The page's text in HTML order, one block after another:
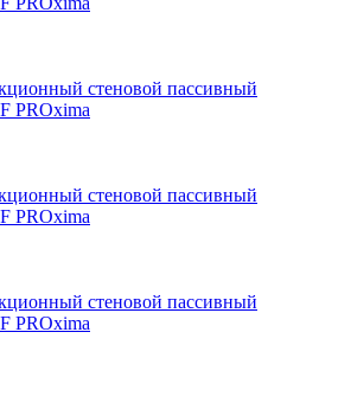
стеновой пассивный
PROxima
стеновой пассивный
PROxima
стеновой пассивный
PROxima